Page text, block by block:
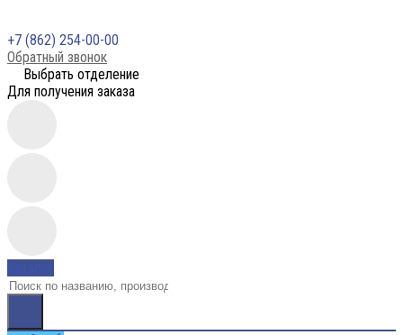
+7 (862) 254-00-00
Обратный звонок
Выбрать отделение
Для получения заказа
Каталог